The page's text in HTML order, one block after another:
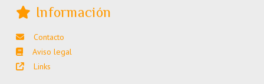
Información
Contacto
Aviso legal
Links